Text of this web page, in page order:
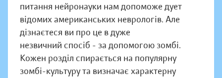
питання нейронауки нам допоможе дует
відомих американських неврологів. Але
дізнаєтеся ви про це в дуже
незвичний спосіб - за допомогою зомбі.
Кожен розділ спирається на популярну
зомбі-культуру та визначає характерну